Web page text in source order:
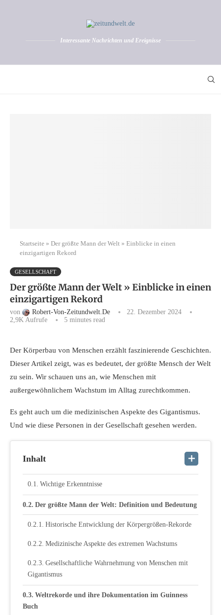
Interessante Nachrichten und Ereignisse
Startseite » Der größte Mann der Welt » Einblicke in einen
einzigartigen Rekord
GESELLSCHAFT
Der größte Mann der Welt » Einblicke in einen
einzigartigen Rekord
von Robert-Von-Zeitundwelt.de
22. Dezember 2024
2,9K Aufrufe 5 minutes read
Der Körperbau von Menschen erzählt faszinierende Geschichten.
Dieser Artikel zeigt, was es bedeutet, der größte Mensch der Welt
zu sein. Wir schauen uns an, wie Menschen mit
außergewöhnlichem Wachstum im Alltag zurechtkommen.
Es geht auch um die medizinischen Aspekte des Gigantismus.
Und wie diese Personen in der Gesellschaft gesehen werden.
Inhalt
Wichtige Erkenntnisse
Der größte Mann der Welt: Definition und Bedeutung
Historische Entwicklung der Körpergrößen-Rekorde
Medizinische Aspekte des extremen Wachstums
Gesellschaftliche Wahrnehmung von Menschen mit
Gigantismus
Weltrekorde und ihre Dokumentation im Guinness
Buch